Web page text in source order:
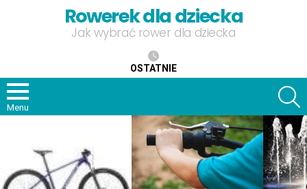
Rowerek dla dziecka
Jak wybrać rower dla dziecka
OSTATNIE
Menu